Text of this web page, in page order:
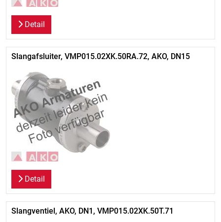
Detail
Slangafsluiter, VMP015.02XK.50RA.72, AKO, DN15
Detail
Slangventiel, AKO, DN1, VMP015.02XK.50T.71